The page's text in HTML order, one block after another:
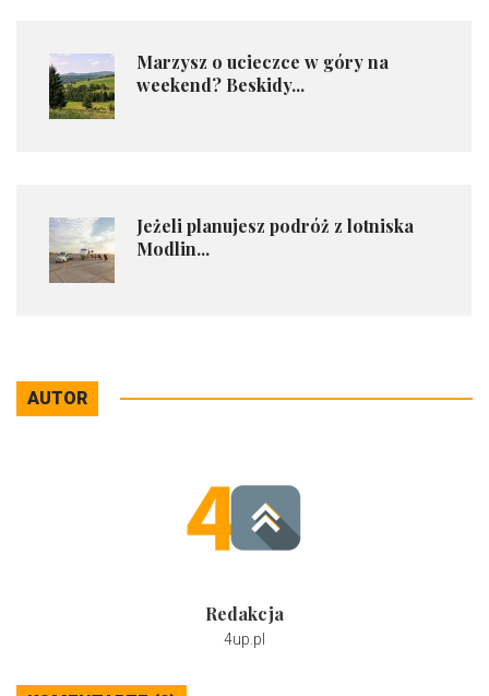
​Marzysz o ucieczce w góry na
weekend? Beskidy...
Jeżeli planujesz podróż z lotniska
Modlin...
AUTOR
Redakcja
4up.pl